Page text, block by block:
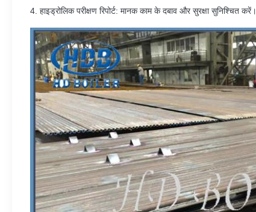
4. हाइड्रोलिक परीक्षण रिपोर्ट: मानक काम के दबाव और सुरक्षा सुनिश्चित करें।